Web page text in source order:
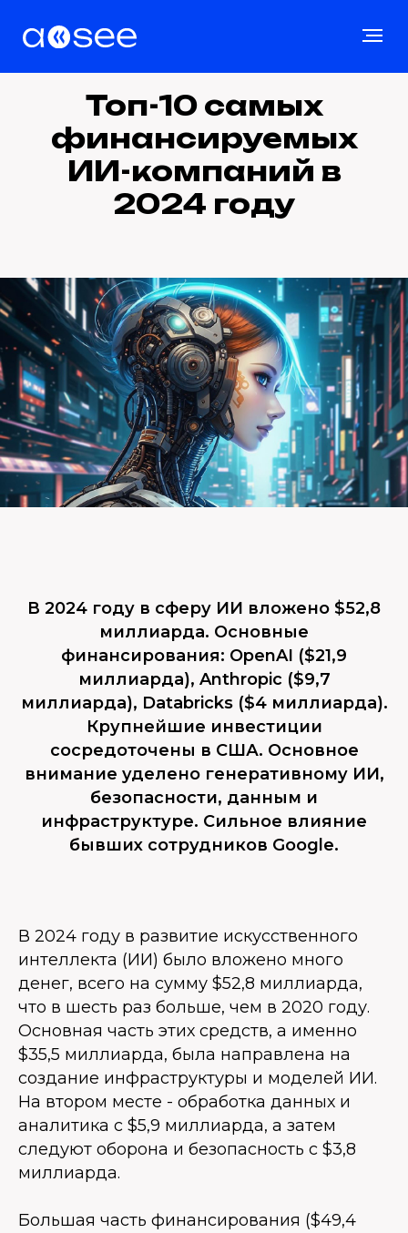
Топ-10 самых
финансируемых
ИИ-компаний в
2024 году
В 2024 году в сферу ИИ вложено $52,8
миллиарда. Основные
финансирования: OpenAI ($21,9
миллиарда), Anthropic ($9,7
миллиарда), Databricks ($4 миллиарда).
Крупнейшие инвестиции
сосредоточены в США. Основное
внимание уделено генеративному ИИ,
безопасности, данным и
инфраструктуре. Сильное влияние
бывших сотрудников Google.
В 2024 году в развитие искусственного
интеллекта (ИИ) было вложено много
денег, всего на сумму $52,8 миллиарда,
что в шесть раз больше, чем в 2020 году.
Основная часть этих средств, а именно
$35,5 миллиарда, была направлена на
создание инфраструктуры и моделей ИИ.
На втором месте - обработка данных и
аналитика с $5,9 миллиарда, а затем
следуют оборона и безопасность с $3,8
миллиарда.
Большая часть финансирования ($49,4